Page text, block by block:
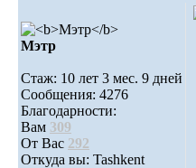
Мэтр
Стаж: 10 лет 3 мес. 9 дней
Сообщения: 4276
Благодарности:
Вам 309
От Вас 292
Откуда вы: Tashkent